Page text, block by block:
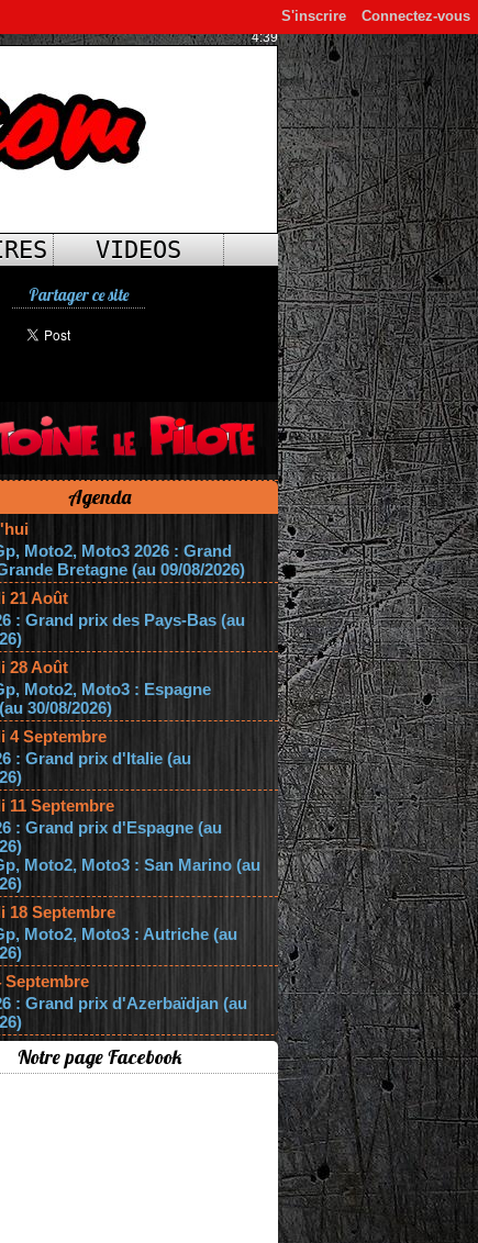
Connectez-vous
S'inscrire
4:39
VIDEOS
Partager ce site
Agenda
Moto2, Moto3 2026 : Grand
Bretagne (au 09/08/2026)
21 Août
: Grand prix des Pays-Bas (au
28 Août
Moto2, Moto3 : Espagne
30/08/2026)
4 Septembre
: Grand prix d'Italie (au
11 Septembre
: Grand prix d'Espagne (au
Moto2, Moto3 : San Marino (au
18 Septembre
Moto2, Moto3 : Autriche (au
Septembre
: Grand prix d'Azerbaïdjan (au
Notre page Facebook